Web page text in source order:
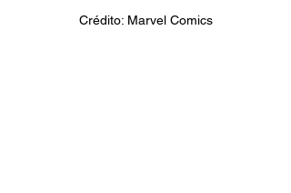
Crédito: Marvel Comics